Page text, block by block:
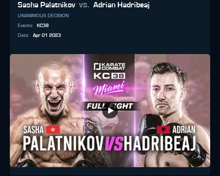
Sasha Palatnikov vs. Adrian Hadribeaj
UNANIMOUS DECISION
Evento:
KC38
Data: Apr 01 2023